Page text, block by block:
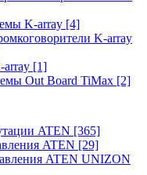
K-array [4]
K-array
array [1]
Out Board TiMax [2]
ATEN [365]
ATEN [29]
ATEN UNIZON